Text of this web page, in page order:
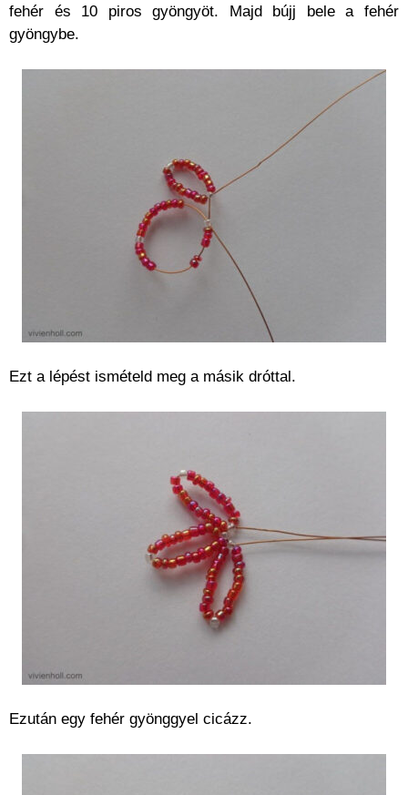
fehér és 10 piros gyöngyöt. Majd bújj bele a fehér
gyöngybe.
Ezt a lépést ismételd meg a másik dróttal.
Ezután egy fehér gyönggyel cicázz.